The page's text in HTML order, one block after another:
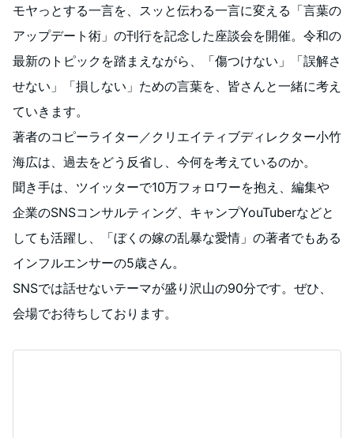
モヤっとする一言を、スッと伝わる一言に変える「言葉の
アップデート術」の刊行を記念した座談会を開催。令和の
最新のトピックを踏まえながら、「傷つけない」「誤解さ
せない」「損しない」ための言葉を、皆さんと一緒に考え
ていきます。
著者のコピーライター／クリエイティブディレクター小竹
海広は、過去をどう反省し、今何を考えているのか。
聞き手は、ツイッターで10万フォロワーを抱え、編集や
企業のSNSコンサルティング、キャンプYouTuberなどと
しても活躍し、「ぼくの嫁の乱暴な愛情」の著者でもある
インフルエンサーの5歳さん。
SNSでは話せないテーマが盛り沢山の90分です。ぜひ、
会場でお待ちしております。